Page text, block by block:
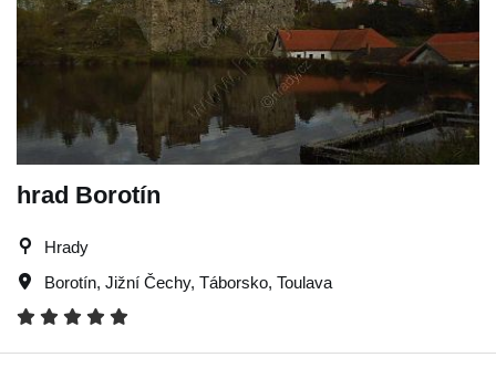
hrad Borotín
Hrady
Borotín, Jižní Čechy, Táborsko, Toulava